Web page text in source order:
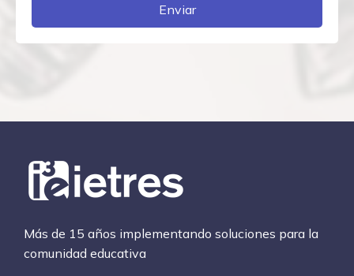
Enviar
Más de 15 años implementando soluciones para la
comunidad educativa